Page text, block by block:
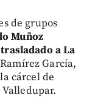
de grupos
Muñoz
a La
García,
cárcel de